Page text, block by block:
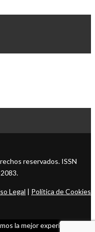
reservados. ISSN
Legal | Política de Cookies
la mejor experiencia en